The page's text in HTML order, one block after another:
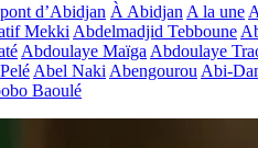
d’Abidjan À Abidjan A la une
Mekki Abdelmadjid Tebboune
Abdoulaye Maïga Abdoulaye
Abel Naki Abengourou Abi-
Baoulé